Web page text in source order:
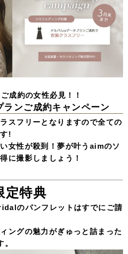
成約の女性必見！！
ンご成約キャンペーン
スフリーとなりますので全ての
!
女性が殺到！夢が叶うaimのソ
に撮影しましょう！
定特典
のパンフレットはすでにご請
ングの魅力がぎゅっと詰まった